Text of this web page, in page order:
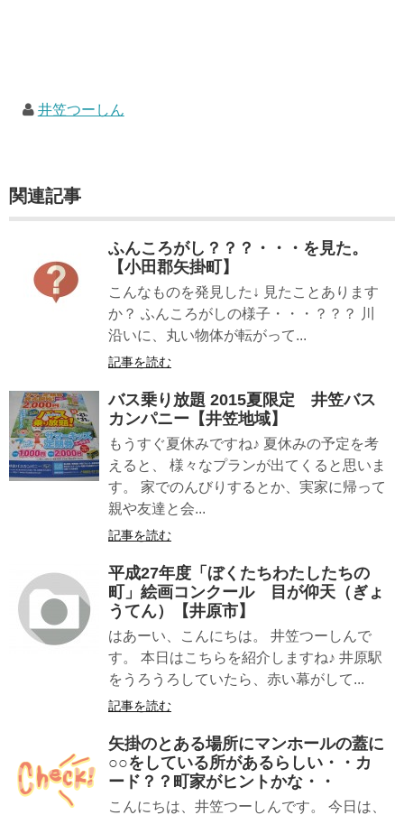
井笠つーしん
関連記事
ふんころがし？？？・・・を見た。
【小田郡矢掛町】
こんなものを発見した↓ 見たことあります
か？ ふんころがしの様子・・・？？？ 川
沿いに、丸い物体が転がって...
記事を読む
バス乗り放題 2015夏限定 井笠バス
カンパニー【井笠地域】
もうすぐ夏休みですね♪ 夏休みの予定を考
えると、 様々なプランが出てくると思いま
す。 家でのんびりするとか、実家に帰って
親や友達と会...
記事を読む
平成27年度「ぼくたちわたしたちの
町」絵画コンクール 目が仰天（ぎょ
うてん）【井原市】
はあーい、こんにちは。 井笠つーしんで
す。 本日はこちらを紹介しますね♪ 井原駅
をうろうろしていたら、赤い幕がして...
記事を読む
矢掛のとある場所にマンホールの蓋に
○○をしている所があるらしい・・カ
ード？？町家がヒントかな・・
こんにちは、井笠つーしんです。 今日は、